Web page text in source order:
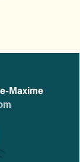
de Sainte-
Maxime